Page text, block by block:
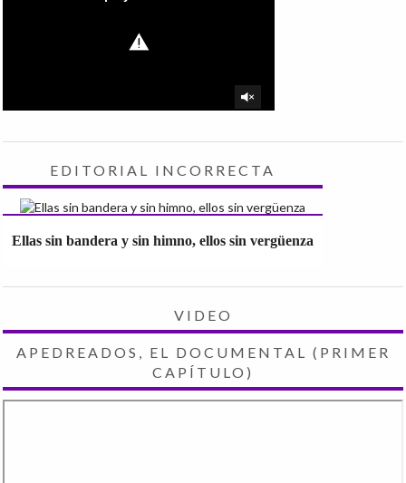
EDITORIAL INCORRECTA
Ellas sin bandera y sin himno, ellos sin vergüenza
VIDEO
APEDREADOS, EL DOCUMENTAL (PRIMER
CAPÍTULO)